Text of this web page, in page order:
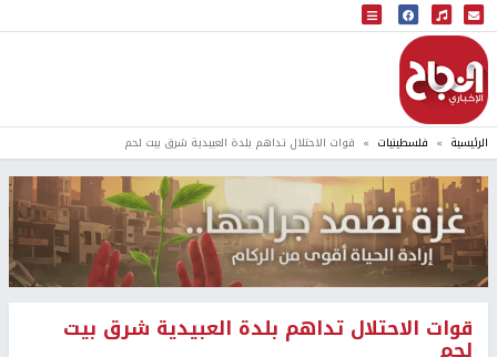
البث المباشر
إذاعة النجاح
الرئيسية فلسطينيات قوات الاحتلال تداهم بلدة العبيدية شرق بيت لحم
قوات الاحتلال تداهم بلدة العبيدية شرق بيت